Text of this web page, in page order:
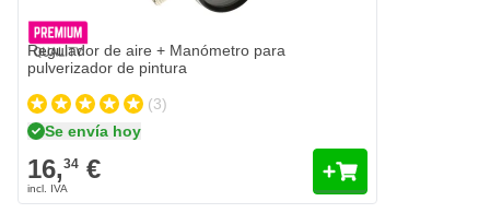
Regulador de aire + Manómetro para
pulverizador de pintura
(3)
Se envía hoy
16,34 €